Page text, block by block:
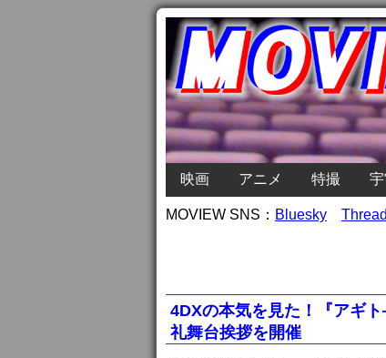
映画 アニメ 特撮
MOVIEW SNS： Bluesky
4DXの本気を見た！『アギ
礼舞台挨拶を開催